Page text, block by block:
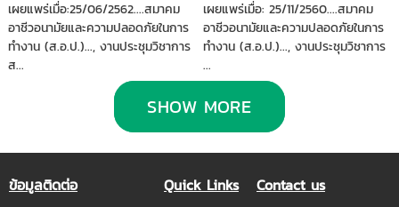
เผยแพร่เมื่อ:25/06/2562....สมาคม
อาชีวอนามัยและความปลอดภัยในการ
ทำงาน (ส.อ.ป.)..., งานประชุมวิชาการ
ส...
เผยแพร่เมื่อ: 25/11/2560....สมาคม
อาชีวอนามัยและความปลอดภัยในการ
ทำงาน (ส.อ.ป.)..., งานประชุมวิชาการ
...
SHOW MORE
ข้อมูลติดต่อ
Quick Links
Contact us